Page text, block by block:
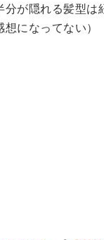
分が隠れる髪型は
になってない）